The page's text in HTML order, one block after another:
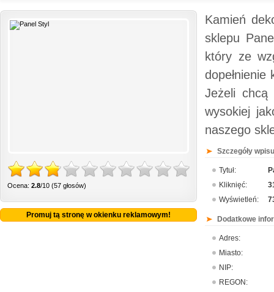
Ocena: 2.8/10 (57 głosów)
Promuj tą stronę w okienku reklamowym!
Kamień
sklepu
który ze
Jeżeli chcą
wysokiej
naszego
Szczegóły
Tytuł:
Kliknięć:
Wyświetleń:
Dodatkowe
Adres:
Miasto:
NIP:
REGON: